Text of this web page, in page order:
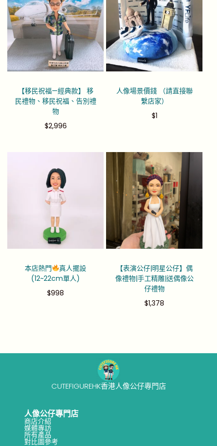
【移民祝福—經典款】 移
民禮物、移民祝福、告別禮
物
$2,996
人像場景價錢 （請直接聯
繫店家）
$1
本店熱門
真人擺設
(12~22cm單人)
$998
【表演公仔|明星公仔】偶
像禮物|手工精雕|送偶像公
仔禮物
$1,378
CUTEFIGUREHK香港人像公仔專門店
人像公仔專門店
商店介紹
媒體專訪
所有產品
對比圖參考